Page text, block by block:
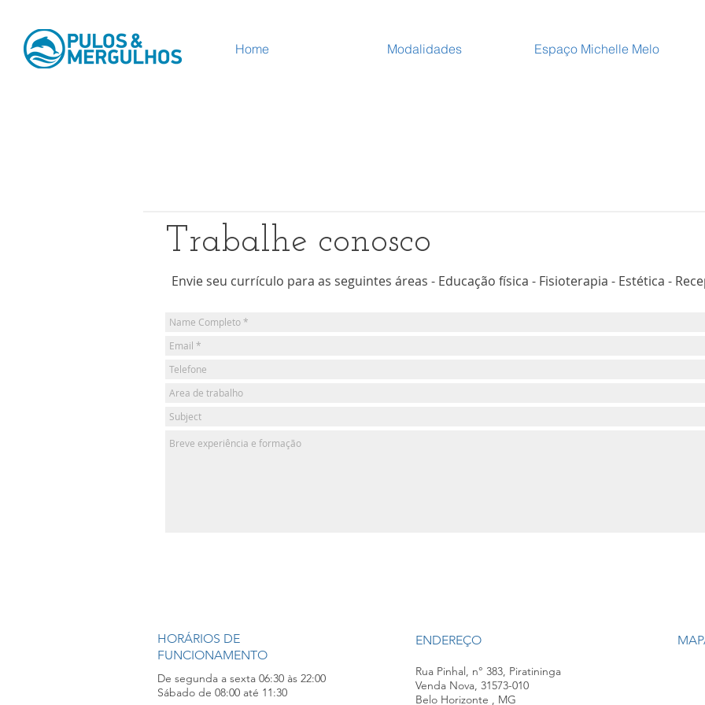
Home Modalidades Espaço Michelle Melo
Trabalhe conosco
Envie seu currículo para as seguintes áreas - Educação física - Fisioterapia - Estética -
HORÁRIOS DE
FUNCIONAMENTO
ENDEREÇO
Rua Pinhal, n° 383, Piratininga
Venda Nova, 31573-010
Belo Horizonte , MG
De segunda a sexta 06:30 às 22:00
Sábado de 08:00 até 11:30